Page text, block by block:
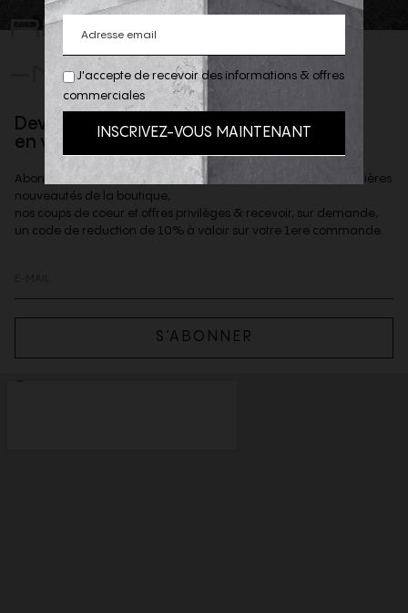
REJOIGNEZ
-NOUS
Devenez client privilège
en vous inscrivant à la newsletter
Abonnez-vous à notre newsletter afin d'être informé des dernières
nouveautés de la boutique,
nos coups de coeur et offres privilèges & recevoir, sur demande,
un code de reduction de 10% à valoir sur votre 1ere commande.
S’ABONNER
J'accepte de recevoir des informations & offres
commerciales